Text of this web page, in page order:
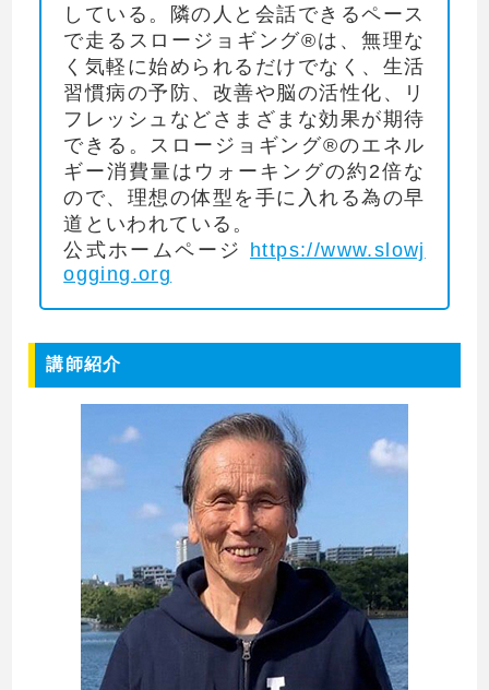
している。隣の人と会話できるペース
で走るスロージョギング®は、無理な
く気軽に始められるだけでなく、生活
習慣病の予防、改善や脳の活性化、リ
フレッシュなどさまざまな効果が期待
できる。スロージョギング®のエネル
ギー消費量はウォーキングの約2倍な
ので、理想の体型を手に入れる為の早
道といわれている。
公式ホームページ
https://www.slowj
ogging.org
講師紹介